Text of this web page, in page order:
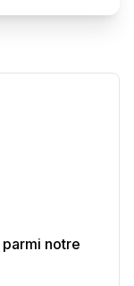
parmi notre